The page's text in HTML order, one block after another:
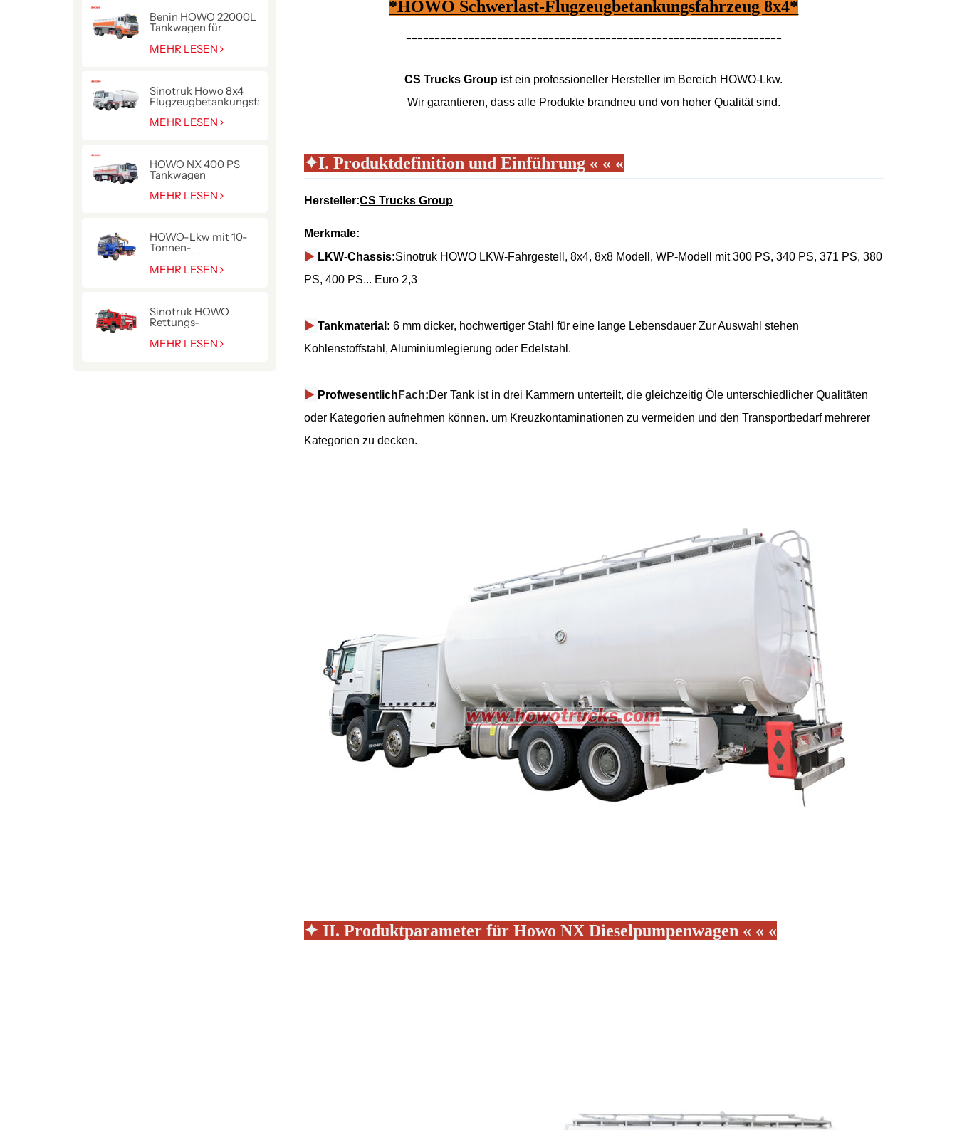
Benin HOWO 22000L
Tankwagen für
Kraftstofflieferung
MEHR LESEN
Sinotruk Howo 8x4
Flugzeugbetankungsfahrzeug
MEHR LESEN
HOWO NX 400 PS
Tankwagen
MEHR LESEN
HOWO-Lkw mit 10-
Tonnen-
MEHR LESEN
Sinotruk HOWO
Rettungs-
Pumpenwagen für die
Polizei
MEHR LESEN
*HOWO Schwerlast-Flugzeugbetankungsfahrzeug 8x4*
------------------------------------------------------------------
CS Trucks Group ist ein professioneller Hersteller im Bereich HOWO-Lkw.
Wir garantieren, dass alle Produkte brandneu und von hoher Qualität sind.
✦I. Produktdefinition und Einführung « « «
Hersteller:CS Trucks Group
Merkmale:
▶ LKW-Chassis:Sinotruk HOWO LKW-Fahrgestell, 8x4, 8x8 Modell,WP-Modell mit 300 PS, 340 PS, 371 PS, 380
PS, 400 PS... Euro 2,3
▶ Tankmaterial: 6 mm dicker, hochwertiger Stahl für eine lange LebensdauerZur Auswahl stehen
Kohlenstoffstahl, Aluminiumlegierung oder Edelstahl.
▶ Profwesentlich Fach:Der Tank ist in drei Kammern unterteilt, die gleichzeitig Öle unterschiedlicher Qualitäten
oder Kategorien aufnehmen können. um Kreuzkontaminationen zu vermeiden und den Transportbedarf mehrerer
Kategorien zu decken.
✦II. Produktparameter für Howo NX Dieselpumpenwagen « « «